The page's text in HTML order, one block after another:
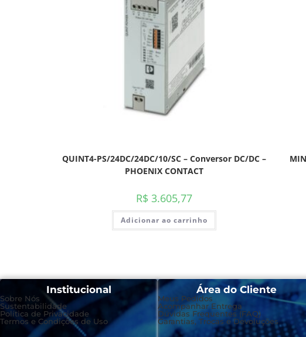
QUINT4-PS/24DC/24DC/10/SC – Conversor DC/DC –
PHOENIX CONTACT
R$ 3.605,77
Adicionar ao carrinho
Institucional
Sobre Nós
Sustentabilidade
Política de Privacidade
Termos e Condições de Uso
Área do Cliente
Meus Pedidos
Acompanhar Entrega
Dúvidas Frequentes (FAQ)
Garantias, Trocas e Devoluções